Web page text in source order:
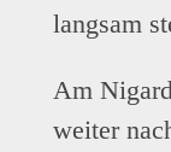
langsam
Am
weiter